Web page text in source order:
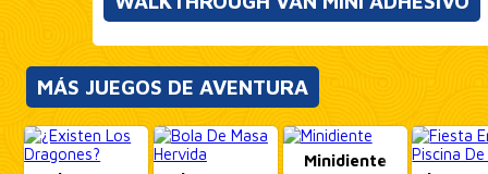
MÁS JUEGOS DE AVENTURA
Minidiente